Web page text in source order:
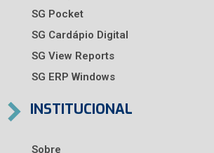
SG Pocket
SG Cardápio Digital
SG View Reports
SG ERP Windows
INSTITUCIONAL
Sobre